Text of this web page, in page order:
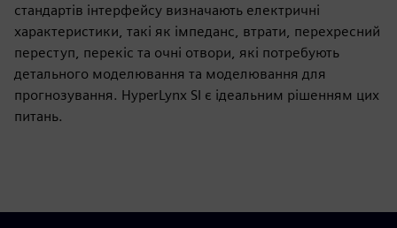
стандартів інтерфейсу визначають електричні
характеристики, такі як імпеданс, втрати, перехресний
переступ, перекіс та очні отвори, які потребують
детального моделювання та моделювання для
прогнозування. HyperLynx SI є ідеальним рішенням цих
питань.